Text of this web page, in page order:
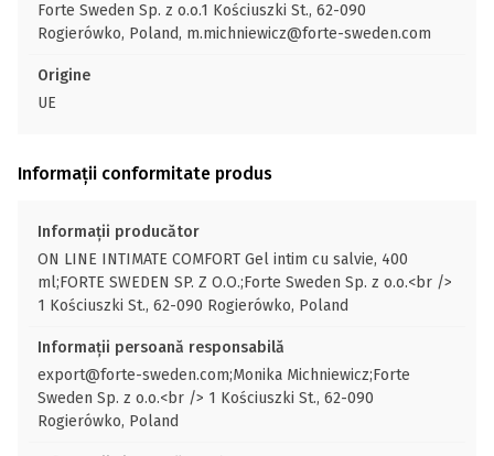
Forte Sweden Sp. z o.o.1 Kościuszki St., 62-090
Rogierówko, Poland, m.michniewicz@forte-sweden.com
Origine
UE
Informații conformitate produs
Informații producător
ON LINE INTIMATE COMFORT Gel intim cu salvie, 400
ml;FORTE SWEDEN SP. Z O.O.;Forte Sweden Sp. z o.o.<br />
1 Kościuszki St., 62-090 Rogierówko, Poland
Informații persoană responsabilă
export@forte-sweden.com;Monika Michniewicz;Forte
Sweden Sp. z o.o.<br /> 1 Kościuszki St., 62-090
Rogierówko, Poland